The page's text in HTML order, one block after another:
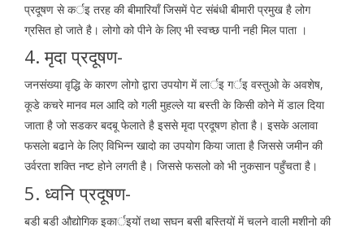
प्रदूषण से कर्इ तरह की बीमारियाँ जिसमें पेट संबंधी बीमारी प्रमुख है लोग
ग्रसित हो जाते है। लोगो को पीने के लिए भी स्वच्छ पानी नही मिल पाता ।
4. मृदा प्रदूषण-
जनसंख्या वृद्धि के कारण लोगो द्वारा उपयोग में लार्इ गर्इ वस्तुओ के अवशेष,
कूडे कचरे मानव मल आदि को गली मुहल्ले या बस्ती के किसी कोने में डाल दिया
जाता है जो सडकर बदबू फेलाते है इससे मृदा प्रदूषण होता है। इसके अलावा
फसलेा बढाने के लिए विभिन्न खादो का उपयोग किया जाता है जिससे जमीन की
उर्वरता शक्ति नष्ट होने लगती है। जिससे फसलो को भी नुकसान पहुँचता है।
5. ध्वनि प्रदूषण-
बडी बडी औद्योगिक इकार्इयों तथा सघन बसी बस्तियों में चलने वाली मशीनो की